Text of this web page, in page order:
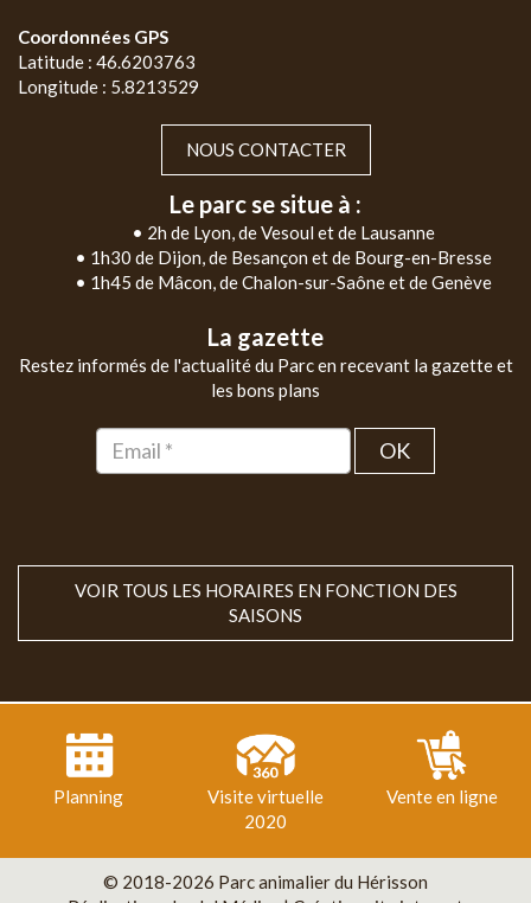
Coordonnées GPS
Latitude : 46.6203763
Longitude : 5.8213529
NOUS CONTACTER
Le parc se situe à :
• 2h de Lyon, de Vesoul et de Lausanne
• 1h30 de Dijon, de Besançon et de Bourg-en-Bresse
• 1h45 de Mâcon, de Chalon-sur-Saône et de Genève
La gazette
Restez informés de l'actualité du Parc en recevant la gazette et
les bons plans
OK
VOIR TOUS LES HORAIRES EN FONCTION DES
SAISONS
Planning
Visite virtuelle
2020
Vente en ligne
© 2018-2026 Parc animalier du Hérisson